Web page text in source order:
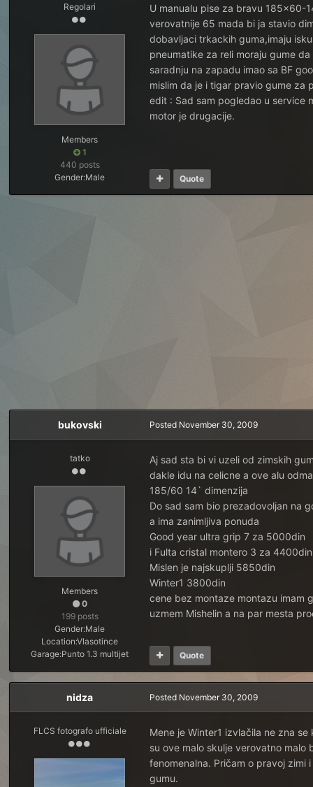
Regolari
Members
1
440 posts
Gender:Male
U manualu pise za bravu 185x60-
verovatnije 65 mada bi ja stavio
dobavljaci trkackih guma,imaju
pneumatike za reli moraju gume
saradnju na zapadu imao sa BF
mislim da je i tigar pravio gume za
edit : Sad sam pogledao u service
motor je drugacije.
Quote
bukovski
tatko
Members
0
199 posts
Gender:Male
Location:Vlasotince
Garage:Punto 1.3 multijet
Posted November 30, 2009
Aj sad sta bi vi uzeli od zimskih
dakle idu na celicne a ove alu
185/60 14` dimenzija
Do sad sam bio prezadovoljan na
a ima zanimljiva ponuda
Good year ultra grip 7 za 5000din
i Fulta cristal montero 3 za 4400din
Mislen je najskuplji 5850din
Winter1 3800din
cene bez montaze montazu imam
uzmem Mishelin a na par mesta
Quote
nidza
FLCS fotografo ufficiale
Posted November 30, 2009
Mene je Winter1 izvlačila ne zna
su ove malo skulje verovatno malo
fenomenalna. Pričam o pravoj zimi
gumu.